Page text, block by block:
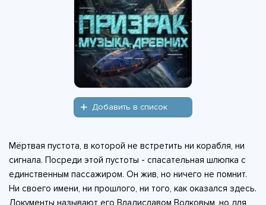
Добавить в список
Мёртвая пустота, в которой не встретить ни корабля, ни
сигнала. Посреди этой пустоты - спасательная шлюпка с
единственным пассажиром. Он жив, но ничего не помнит.
Ни своего имени, ни прошлого, ни того, как оказался здесь.
Документы называют его Владиславом Волковым, но для